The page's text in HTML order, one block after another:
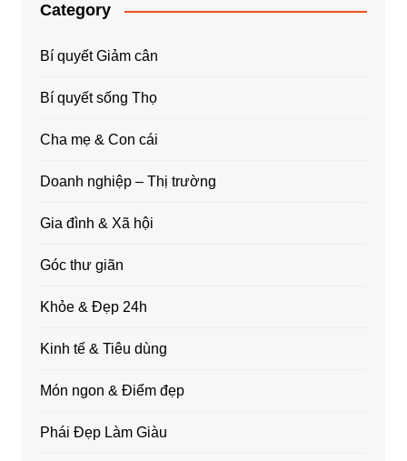
Category
Bí quyết Giảm cân
Bí quyết sống Thọ
Cha mẹ & Con cái
Doanh nghiệp – Thị trường
Gia đình & Xã hội
Góc thư giãn
Khỏe & Đẹp 24h
Kinh tế & Tiêu dùng
Món ngon & Điểm đẹp
Phái Đẹp Làm Giàu